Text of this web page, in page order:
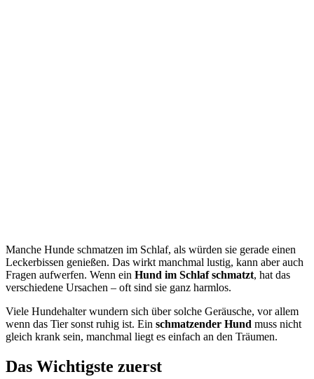
Manche Hunde schmatzen im Schlaf, als würden sie gerade einen
Leckerbissen genießen. Das wirkt manchmal lustig, kann aber auch
Fragen aufwerfen. Wenn ein Hund im Schlaf schmatzt, hat das
verschiedene Ursachen – oft sind sie ganz harmlos.
Viele Hundehalter wundern sich über solche Geräusche, vor allem
wenn das Tier sonst ruhig ist. Ein schmatzender Hund muss nicht
gleich krank sein, manchmal liegt es einfach an den Träumen.
Das Wichtigste zuerst